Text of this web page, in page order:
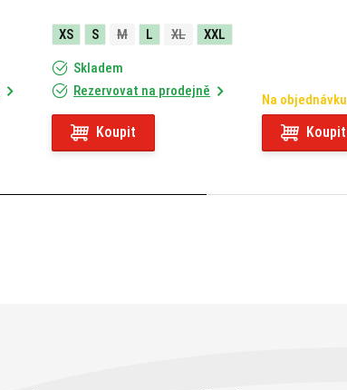
XS S M L XL XXL
Skladem
Rezervovat na prodejně
Koupit
Na objednávku
Koupit